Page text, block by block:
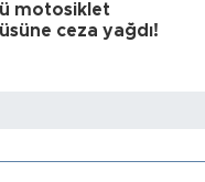
motosiklet
ceza yağdı!